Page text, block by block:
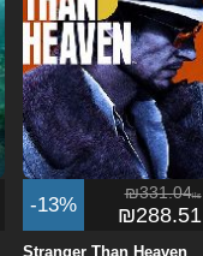
-13% ₪331.04ils
₪288.51
Stranger Than Heaven